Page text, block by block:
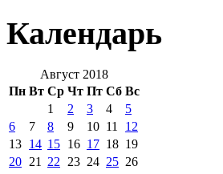
Календарь
Август 2018
Пн Вт Ср Чт Пт Сб Вс
1 2 3 4
5
6
7 8 9 10 11
12
13 14 15 16 17 18 19
20 21 22 23 24 25 26